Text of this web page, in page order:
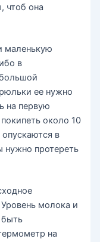
чтоб она
маленькую
в
ее нужно
на первую
около 10
в
протереть
молока и
на